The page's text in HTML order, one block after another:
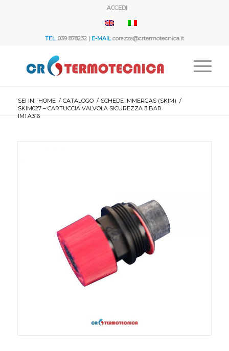
ACCEDI
TEL.039 878232 | E-MAILcorazza@crtermotecnica.it
SEI IN: HOME / CATALOGO / SCHEDE IMMERGAS (SKIM) /
SKIM027 – CARTUCCIA VALVOLA SICUREZZA 3 BAR
IM1.A316